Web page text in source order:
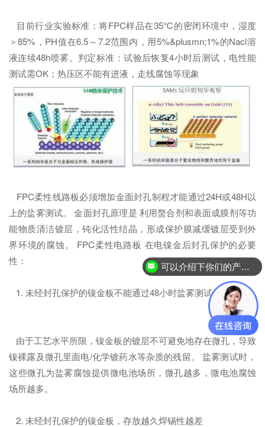
目前行业实验标准：将FPC样品在35℃的密闭环境中，湿度
＞85%，PH值在6.5～7.2范围内，用5%&plusmn;1%的Nacl溶
液连续48h喷雾。判定标准：试验后恢复4小时后测试，电性能
测试需OK；热压区不能有进液，走线腐蚀等现象
FPC柔性线路板必须增加金面封孔制程才能通过24H或48H以
上的盐雾测试。 金面封孔原理是 利用螯合剂和表面成膜剂等功
能物质清洁镀层，钝化活性结晶，形成保护膜减缓镀层受到外
界环境的腐蚀。 FPC柔性电路板 在电镍金后封孔保护的必要
性：
1. 未经封孔保护的镍金板不能通过48小时盐雾测试
由于工艺水平所限，镍金板的镀层不可避免地存在微孔，导致
镍裸露及微孔里面电/化学镀药水等杂质的残留。 盐雾测试时，
这些微孔为盐雾腐蚀提供微电池场所，微孔越多，微电池腐蚀
场所越多。
2. 未经封孔保护的镍金板，存放越久焊锡性越差
可以介绍下你们的产品么？